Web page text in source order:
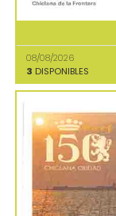
08/08/2026
3 DISPONIBLES